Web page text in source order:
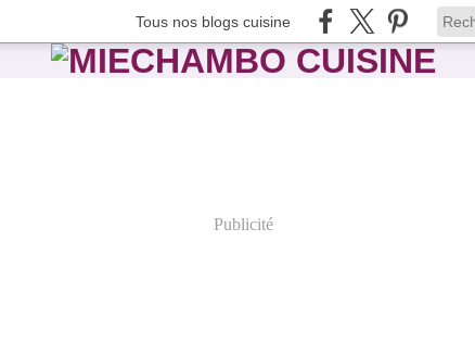
Tous nos blogs cuisine
Publicité